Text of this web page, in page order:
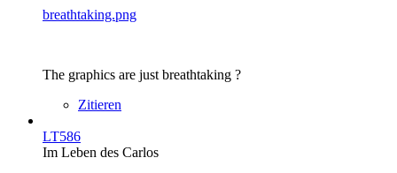
breathtaking.png
The graphics are just breathtaking ?
Zitieren
LT586
Im Leben des Carlos